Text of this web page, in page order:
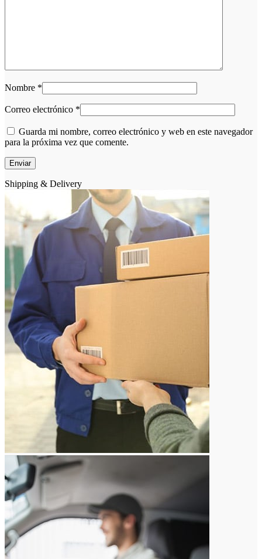
Nombre *
Correo electrónico *
Guarda mi nombre, correo electrónico y web en este navegador
para la próxima vez que comente.
Shipping & Delivery